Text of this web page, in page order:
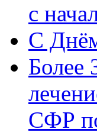
с
C
Более
СФР